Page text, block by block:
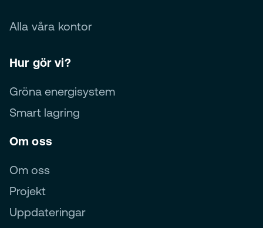
Alla våra kontor
Hur gör vi?
Gröna energisystem
Smart lagring
Om oss
Om oss
Projekt
Uppdateringar